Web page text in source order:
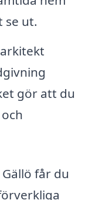
se ut.
gör att du
får du